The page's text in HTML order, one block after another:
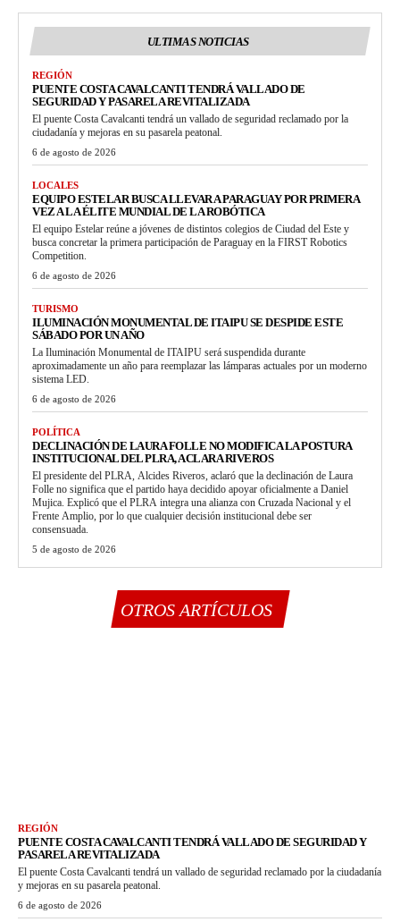
ULTIMAS NOTICIAS
REGIÓN
PUENTE COSTA CAVALCANTI TENDRÁ VALLADO DE
SEGURIDAD Y PASARELA REVITALIZADA
El puente Costa Cavalcanti tendrá un vallado de seguridad reclamado por la
ciudadanía y mejoras en su pasarela peatonal.
6 de agosto de 2026
LOCALES
EQUIPO ESTELAR BUSCA LLEVAR A PARAGUAY POR PRIMERA
VEZ A LA ÉLITE MUNDIAL DE LA ROBÓTICA
El equipo Estelar reúne a jóvenes de distintos colegios de Ciudad del Este y
busca concretar la primera participación de Paraguay en la FIRST Robotics
Competition.
6 de agosto de 2026
TURISMO
ILUMINACIÓN MONUMENTAL DE ITAIPU SE DESPIDE ESTE
SÁBADO POR UN AÑO
La Iluminación Monumental de ITAIPU será suspendida durante
aproximadamente un año para reemplazar las lámparas actuales por un moderno
sistema LED.
6 de agosto de 2026
POLÍTICA
DECLINACIÓN DE LAURA FOLLE NO MODIFICA LA POSTURA
INSTITUCIONAL DEL PLRA, ACLARA RIVEROS
El presidente del PLRA, Alcides Riveros, aclaró que la declinación de Laura
Folle no significa que el partido haya decidido apoyar oficialmente a Daniel
Mujica. Explicó que el PLRA integra una alianza con Cruzada Nacional y el
Frente Amplio, por lo que cualquier decisión institucional debe ser
consensuada.
5 de agosto de 2026
OTROS ARTÍCULOS
REGIÓN
PUENTE COSTA CAVALCANTI TENDRÁ VALLADO DE SEGURIDAD Y
PASARELA REVITALIZADA
El puente Costa Cavalcanti tendrá un vallado de seguridad reclamado por la ciudadanía
y mejoras en su pasarela peatonal.
6 de agosto de 2026